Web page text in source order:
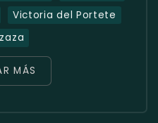
Victoria del Portete
MÁS